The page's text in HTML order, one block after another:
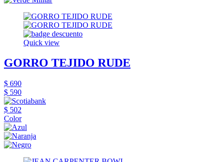
Quick view
GORRO TEJIDO RUDE
$ 690
$ 590
$ 502
Color